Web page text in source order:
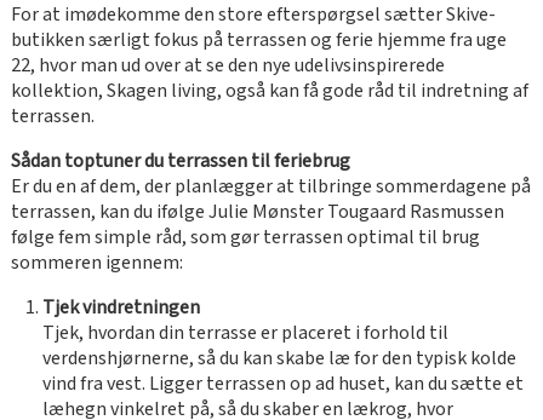
For at imødekomme den store efterspørgsel sætter Skive-
butikken særligt fokus på terrassen og ferie hjemme fra uge
22, hvor man ud over at se den nye udelivsinspirerede
kollektion, Skagen living, også kan få gode råd til indretning af
terrassen.
Sådan toptuner du terrassen til feriebrug
Er du en af dem, der planlægger at tilbringe sommerdagene på
terrassen, kan du ifølge Julie Mønster Tougaard Rasmussen
følge fem simple råd, som gør terrassen optimal til brug
sommeren igennem:
Tjek vindretningen
Tjek, hvordan din terrasse er placeret i forhold til
verdenshjørnerne, så du kan skabe læ for den typisk kolde
vind fra vest. Ligger terrassen op ad huset, kan du sætte et
læhegn vinkelret på, så du skaber en lækrog, hvor